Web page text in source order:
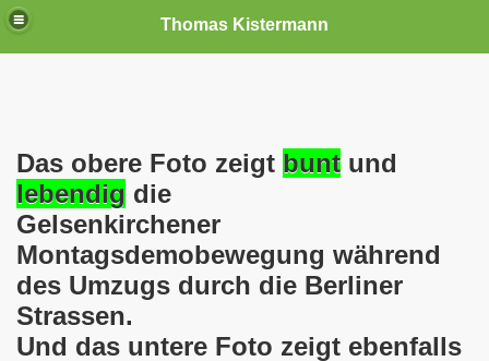
Thomas Kistermann
Das obere Foto zeigt bunt und
lebendig die
Gelsenkirchener
Montagsdemobewegung während
des Umzugs durch die Berliner
Strassen.
Und das untere Foto zeigt ebenfalls
Ideen und Anregungen!
jeweils am 01.09.1991 (21 Jahre jung ) und am
Todzy hat acht Kinder - sehen darf die junge Mutter